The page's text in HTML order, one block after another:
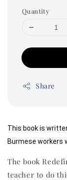
Quantity
Share
This book is
Burmese workers
The book
teacher to do